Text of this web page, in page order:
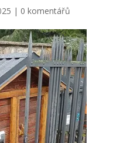
| 0 komentářů